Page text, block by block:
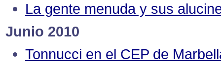
La gente menuda y sus
Junio 2010
Tonnucci en el CEP de